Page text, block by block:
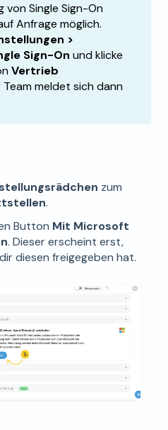
von Single Sign-On
Anfrage möglich.
>
Sign-On und klicke
Vertrieb
Team meldet sich dann
zum
.
Button Mit Microsoft
. Dieser erscheint erst,
diesen freigegeben hat.